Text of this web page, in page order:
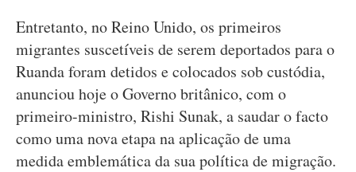
Entretanto, no Reino Unido, os primeiros
migrantes suscetíveis de serem deportados para o
Ruanda foram detidos e colocados sob custódia,
anunciou hoje o Governo britânico, com o
primeiro-ministro, Rishi Sunak, a saudar o facto
como uma nova etapa na aplicação de uma
medida emblemática da sua política de migração.